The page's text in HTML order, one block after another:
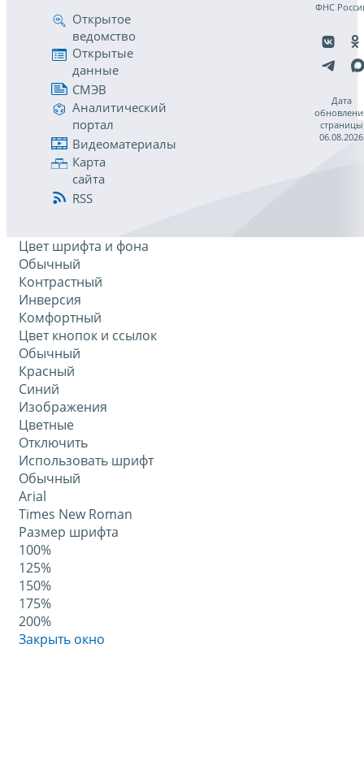
Открытое
ведомство
Открытые
данные
СМЭВ
Аналитический
портал
Видеоматериалы
Карта
сайта
RSS
ФНС
Дата
страницы
06.08.2026
Цвет шрифта и фона
Обычный
Контрастный
Инверсия
Комфортный
Цвет кнопок и ссылок
Обычный
Красный
Синий
Изображения
Цветные
Отключить
Использовать шрифт
Обычный
Arial
Times New Roman
Размер шрифта
100%
125%
150%
175%
200%
Закрыть окно